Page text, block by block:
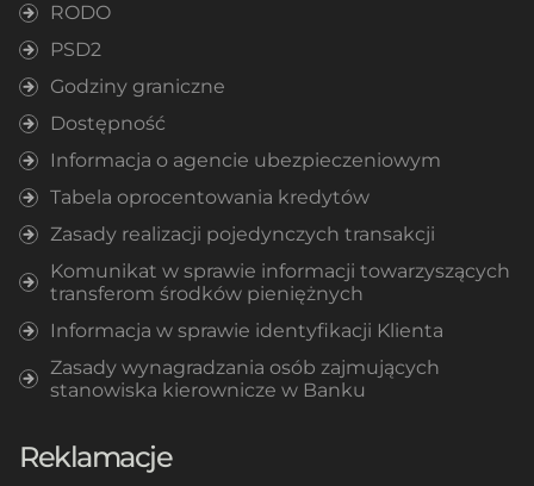
RODO
PSD2
Godziny graniczne
Dostępność
Informacja o agencie ubezpieczeniowym
Tabela oprocentowania kredytów
Zasady realizacji pojedynczych transakcji
Komunikat w sprawie informacji towarzyszących
transferom środków pieniężnych
Informacja w sprawie identyfikacji Klienta
Zasady wynagradzania osób zajmujących
stanowiska kierownicze w Banku
Reklamacje